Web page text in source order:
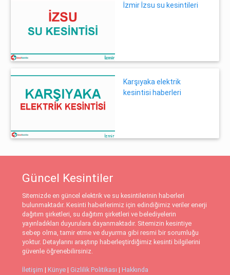
İzmir İzsu su kesintileri
Karşıyaka elektrik
kesintisi haberleri
Güncel Kesintiler
Sitemizde en güncel elektrik ve su kesintilerinin haberleri
bulunmaktadır. Kesinti haberlerimiz için edindiğimiz veriler enerji
dağıtım şirketleri, su dağıtım şirketleri ve belediyelerin
yayınladıkları duyurulara dayanmaktadır. Sitemizin kesintiye
sebep olma, tamir etme ve duyurma gibi resmi bir sorumluğu
yoktur. Detaylarını araştırıp haberleştirdiğimiz kesinti bilgilerini
güvenle öğrenebilirsiniz.
İletişim | Künye | Gizlilik Politikası | Hakkında